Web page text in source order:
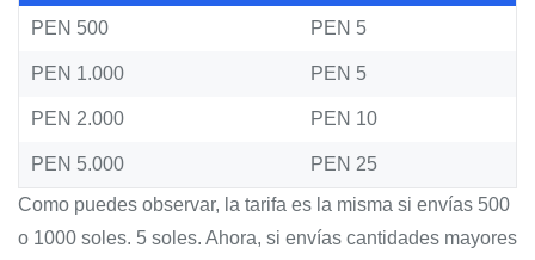
PEN 500 PEN 5
PEN 1.000 PEN 5
PEN 2.000 PEN 10
PEN 5.000
PEN 25
Como puedes observar, la tarifa es la misma si envías 500
o 1000 soles. 5 soles. Ahora, si envías cantidades mayores